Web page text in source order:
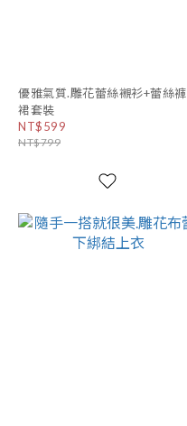
優雅氣質.雕花蕾絲襯衫+蕾絲褲
裙套裝
NT$599
NT$799